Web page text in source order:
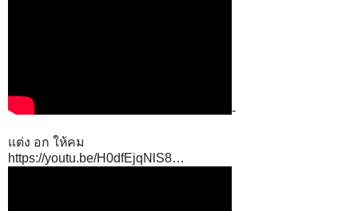
-
แต่ง อก ให้คม
https://youtu.be/H0dfEjqNlS8…